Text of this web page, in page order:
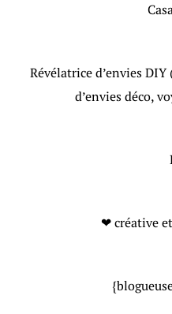
Révélatrice d’envies
d’envies déco,
❤ créative